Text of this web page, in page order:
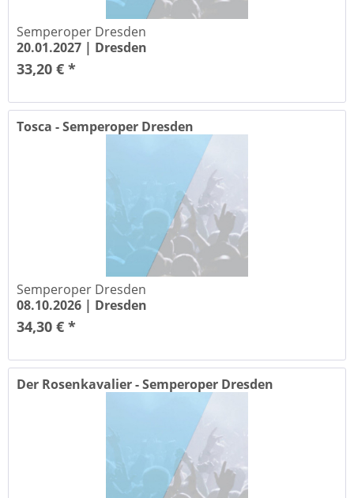
Semperoper Dresden
20.01.2027 | Dresden
33,20 € *
Tosca - Semperoper Dresden
Semperoper Dresden
08.10.2026 | Dresden
34,30 € *
Der Rosenkavalier - Semperoper Dresden